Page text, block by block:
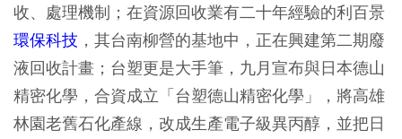
收、處理機制；在資源回收業有二十年經驗的利百景
環保科技 ，其台南柳營的基地中，正在興建第二期廢
液回收計畫；台塑更是大手筆，九月宣布與日本德山
精密化學，合資成立「台塑德山精密化學」，將高雄
林園老舊石化產線，改成生產電子級異丙醇，並把日